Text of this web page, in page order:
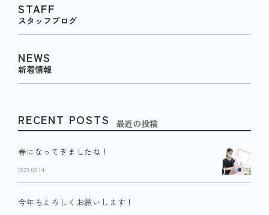
STAFF
スタッフブログ
NEWS
新着情報
RECENT POSTS 最近の投稿
春になってきましたね！
2023.03.14
今年もよろしくお願いします！